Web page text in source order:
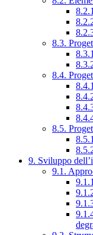
8.3.
8.4.
8.5.
9. Sviluppo
9.1.